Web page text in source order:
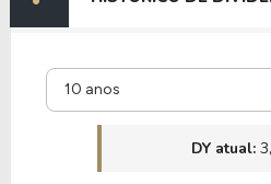
10 anos
DY atual: